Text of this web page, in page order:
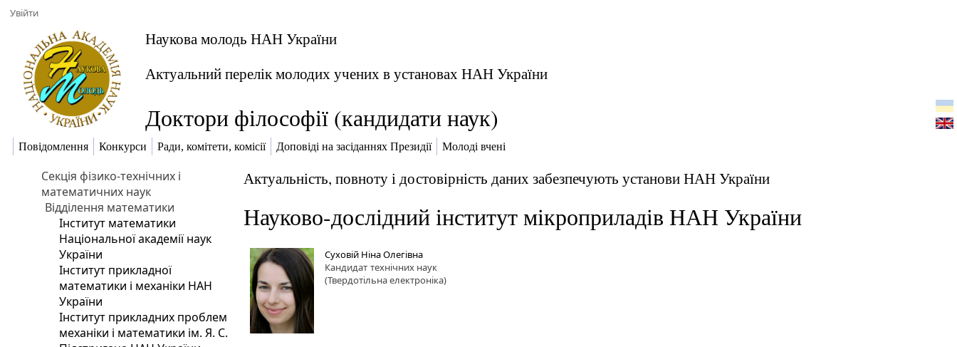
Увійти
Наукова молодь НАН України
Актуальний перелік молодих учених в установах НАН України
Доктори філософії (кандидати наук)
Повідомлення Конкурси Ради, комітети, комісії Доповіді на засіданнях Президії Молоді вчені
Секція фізико-технічних і
математичних наук
Відділення математики
Інститут математики
Національної академії наук
України
Інститут прикладної
математики і механіки НАН
України
Інститут прикладних проблем
механіки і математики ім. Я. С.
Актуальність, повноту і достовірність даних забезпечують установи НАН України
Науково-дослідний інститут мікроприладів НАН України
Суховій Ніна Олегівна
Кандидат технічних наук
(Твердотільна електроніка)